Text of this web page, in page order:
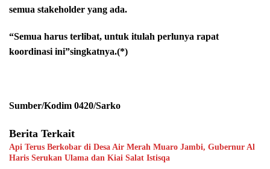
semua stakeholder yang ada.
“Semua harus terlibat, untuk itulah perlunya rapat
koordinasi ini”singkatnya.(*)
Sumber/Kodim 0420/Sarko
Berita Terkait
Api Terus Berkobar di Desa Air Merah Muaro Jambi, Gubernur Al
Haris Serukan Ulama dan Kiai Salat Istisqa